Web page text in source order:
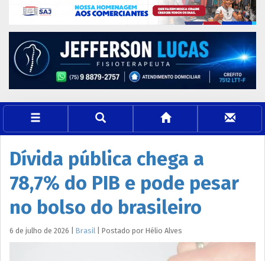
Dívida pública chega a
78,7% do PIB e pode pesar
no bolso do brasileiro
6 de julho de 2026 Brasil Postado por Hélio Alves